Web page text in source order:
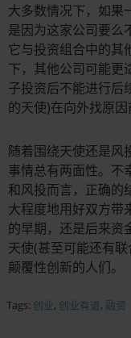
大多数情况下，如果
是因为这家公司要么
它与投资组合中的其
下，其他公司可能更
子投资后不能进行后
的天使)在向外找原因
随着围绕天使还是风
事情总有两面性。不
和风投而言，正确的
大程度地用好双方
的早期，还是后来资
天使(甚至可能还有联
颠覆性创新的人们。
Tags: 创业, 创业有道, 融资